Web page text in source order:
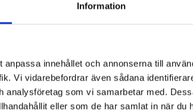
Information
innehållet och annonserna till
Vi vidarebefordrar även sådana
analysföretag som vi samarbetar med.
eller som de har samlat in när du